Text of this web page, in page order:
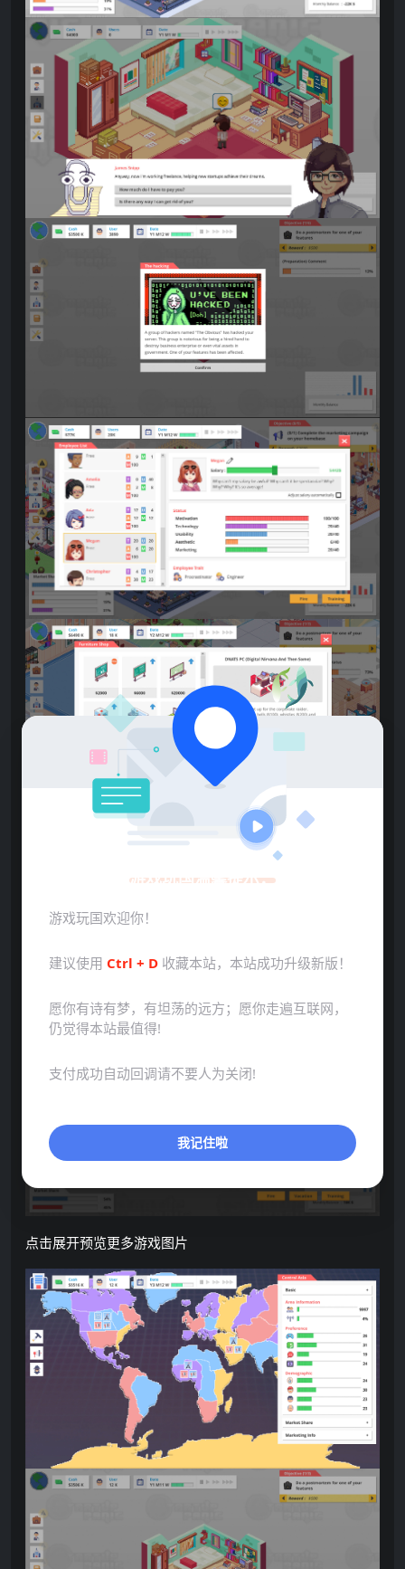
点击展开预览更多游戏图片
游戏玩国温馨提示：
游戏玩国欢迎你！
建议使用 Ctrl + D 收藏本站，本站成功升级新版！
愿你有诗有梦，有坦荡的远方；愿你走遍互联网，
仍觉得本站最值得!
支付成功自动回调请不要人为关闭!
我记住啦